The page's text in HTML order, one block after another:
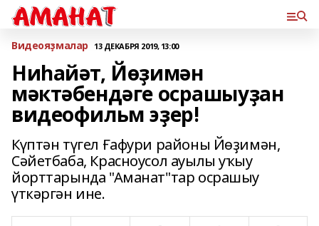
Bидеояҙмалар 13 ДЕКАБРЯ 2019, 13:00
Ниһайәт, Йөҙимән
мәктәбендәге осрашыуҙан
видеофильм эҙер!
Күптән түгел Ғафури районы Йөҙимән,
Сәйетбаба, Красноусол ауылы уҡыу
йорттарында "Аманат"тар осрашыу
үткәргән ине.